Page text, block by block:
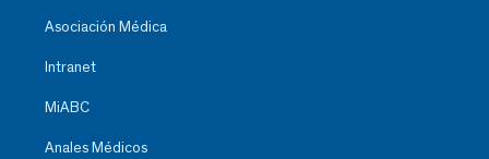
Asociación Médica
Intranet
MiABC
Anales Médicos